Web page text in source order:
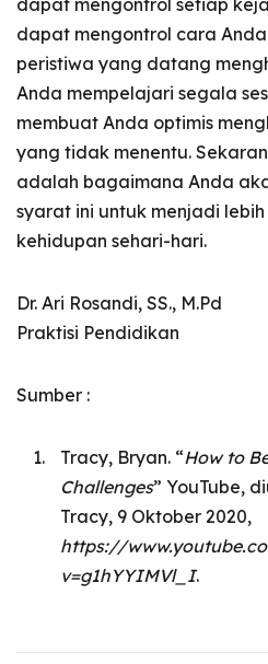
dapat mengontrol setiap
dapat mengontrol cara
peristiwa yang datang
Anda mempelajari segala
membuat Anda optimis
yang tidak menentu.
adalah bagaimana Anda
syarat ini untuk menjadi
kehidupan sehari-hari.
Dr. Ari Rosandi, SS., M.Pd
Praktisi Pendidikan
Sumber :
Tracy, Bryan. “How to
Challenges” YouTube,
Tracy, 9 Oktober 2020,
https://
v=g1hYYIMVl_I.